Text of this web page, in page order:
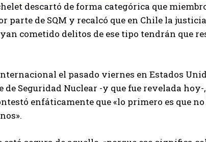
descartó de forma categórica que
parte de SQM y recalcó que en Chile la
cometido delitos de ese tipo tendrán que
el pasado viernes en Estados
de Seguridad Nuclear -y que fue revelada
enfáticamente que «lo primero es que